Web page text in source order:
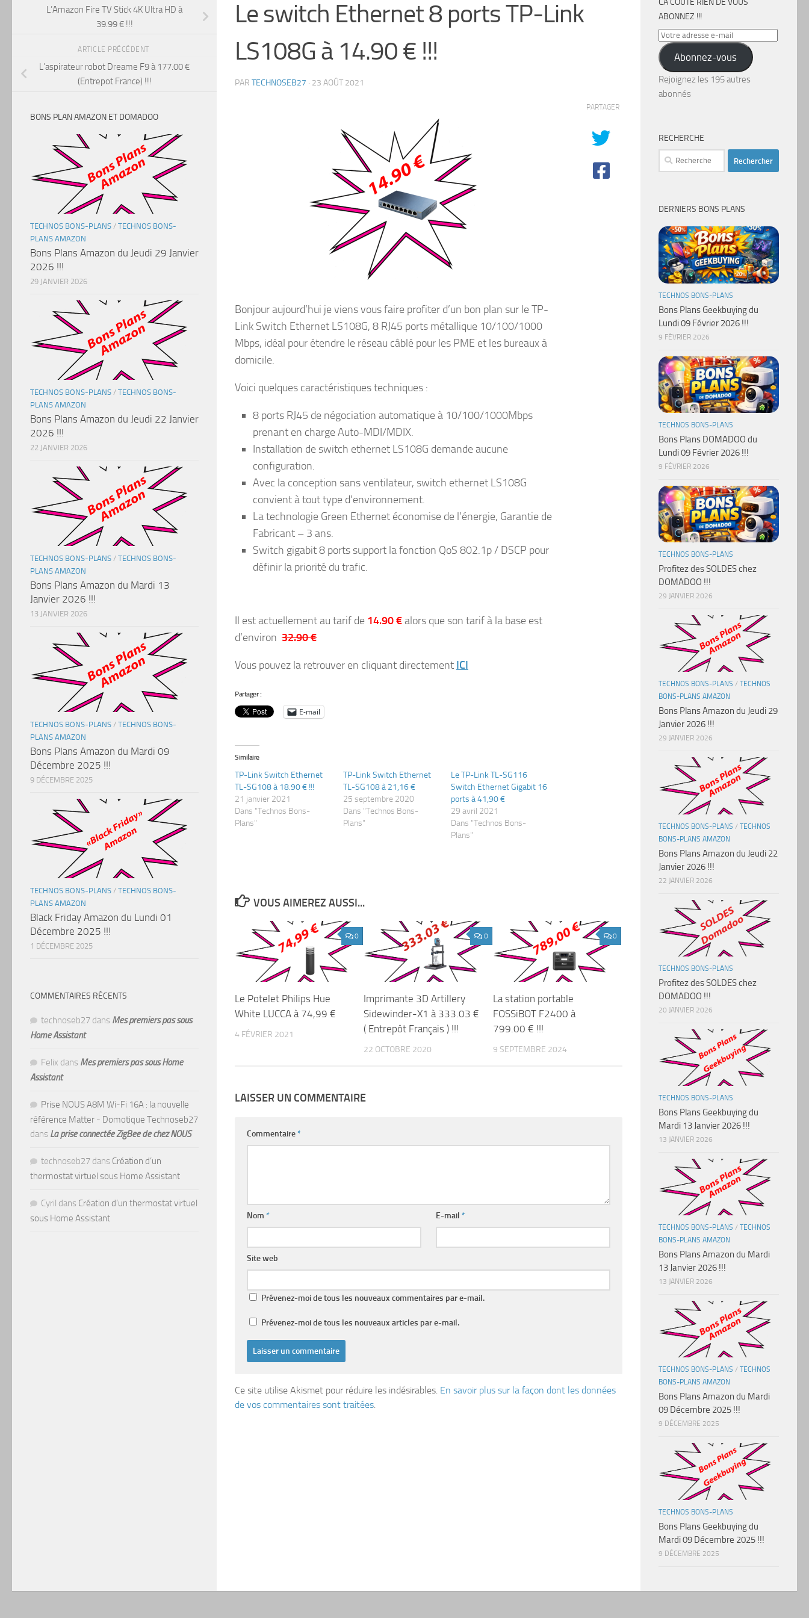
Le switch Ethernet 8 ports TP-Link
LS108G à 14.90 € !!!
PAR TECHNOSEB27 · 23 AOÛT 2021
Bonjour aujourd’hui je viens vous faire profiter d’un bon plan sur le TP-
Link Switch Ethernet LS108G, 8 RJ45 ports métallique 10/100/1000
Mbps, idéal pour étendre le réseau câblé pour les PME et les bureaux à
domicile.
Voici quelques caractéristiques techniques :
8 ports RJ45 de négociation automatique à 10/100/1000Mbps
prenant en charge Auto-MDI/MDIX.
Installation de switch ethernet LS108G demande aucune
configuration.
Avec la conception sans ventilateur, switch ethernet LS108G
convient à tout type d’environnement.
La technologie Green Ethernet économise de l’énergie, Garantie de
Fabricant – 3 ans.
Switch gigabit 8 ports support la fonction QoS 802.1p / DSCP pour
définir la priorité du trafic.
Il est actuellement au tarif de 14.90 €alors que son tarif à la base est
d’environ 32.90 €
Vous pouvez la retrouver en cliquant directement ICI
Partager :
E-mail
Similaire
TP-Link Switch Ethernet
TL-SG108 à 18.90 € !!!
21 janvier 2021
Dans "Technos Bons-
Plans"
TP-Link Switch Ethernet
TL-SG108 à 21,16 €
25 septembre 2020
Dans "Technos Bons-
Plans"
Le TP-Link TL-SG116
Switch Ethernet Gigabit 16
ports à 41,90 €
29 avril 2021
Dans "Technos Bons-
Plans"
PARTAGER
VOUS AIMEREZ AUSSI...
0
Le Potelet Philips Hue
White LUCCA à 74,99 €
4 FÉVRIER 2021
0
Imprimante 3D Artillery
Sidewinder-X1 à 333.03 €
( Entrepôt Français ) !!!
22 OCTOBRE 2020
0
La station portable
FOSSiBOT F2400 à
799.00 € !!!
9 SEPTEMBRE 2024
LAISSER UN COMMENTAIRE
Commentaire*
Nom * E-mail*
Site web
Prévenez-moi de tous les nouveaux commentaires par e-mail.
Prévenez-moi de tous les nouveaux articles par e-mail.
Ce site utilise Akismet pour réduire les indésirables. En savoir plus sur la façon dont les données
de vos commentaires sont traitées
L’Amazon Fire TV Stick 4K Ultra HD à
39.99 € !!!
ARTICLE PRÉCÉDENT
L’aspirateur robot Dreame F9 à 177.00 €
(Entrepot France) !!!
BONS PLAN AMAZON ET DOMADOO
TECHNOS BONS-PLANS / TECHNOS BONS-
PLANS AMAZON
Bons Plans Amazon du Jeudi 29 Janvier
2026 !!!
29 JANVIER 2026
TECHNOS BONS-PLANS / TECHNOS BONS-
PLANS AMAZON
Bons Plans Amazon du Jeudi 22 Janvier
2026 !!!
22 JANVIER 2026
TECHNOS BONS-PLANS / TECHNOS BONS-
PLANS AMAZON
Bons Plans Amazon du Mardi 13
Janvier 2026 !!!
13 JANVIER 2026
TECHNOS BONS-PLANS / TECHNOS BONS-
PLANS AMAZON
Bons Plans Amazon du Mardi 09
Décembre 2025 !!!
9 DÉCEMBRE 2025
TECHNOS BONS-PLANS / TECHNOS BONS-
PLANS AMAZON
Black Friday Amazon du Lundi 01
Décembre 2025 !!!
1 DÉCEMBRE 2025
COMMENTAIRES RÉCENTS
technoseb27 dans Mes premiers pas sous
Home Assistant
Felix dans Mes premiers pas sous Home
Assistant
Prise NOUS A8M Wi-Fi 16A : la nouvelle
référence Matter - Domotique Technoseb27
dans La prise connectée ZigBee de chez NOUS
technoseb27 dans Création d’un
thermostat virtuel sous Home Assistant
Cyril dans Création d’un thermostat virtuel
sous Home Assistant
CA COÛTE RIEN DE VOUS
ABONNEZ !!!
Votre
adresse
e-
mail
Abonnez-vous
Rejoignez les 195 autres
abonnés
RECHERCHE
Rechercher :
DERNIERS BONS PLANS
TECHNOS BONS-PLANS
Bons Plans Geekbuying du
Lundi 09 Février 2026 !!!
9 FÉVRIER 2026
TECHNOS BONS-PLANS
Bons Plans DOMADOO du
Lundi 09 Février 2026 !!!
9 FÉVRIER 2026
TECHNOS BONS-PLANS
Profitez des SOLDES chez
DOMADOO !!!
29 JANVIER 2026
TECHNOS BONS-PLANS / TECHNOS
BONS-PLANS AMAZON
Bons Plans Amazon du Jeudi 29
Janvier 2026 !!!
29 JANVIER 2026
TECHNOS BONS-PLANS / TECHNOS
BONS-PLANS AMAZON
Bons Plans Amazon du Jeudi 22
Janvier 2026 !!!
22 JANVIER 2026
TECHNOS BONS-PLANS
Profitez des SOLDES chez
DOMADOO !!!
20 JANVIER 2026
TECHNOS BONS-PLANS
Bons Plans Geekbuying du
Mardi 13 Janvier 2026 !!!
13 JANVIER 2026
TECHNOS BONS-PLANS / TECHNOS
BONS-PLANS AMAZON
Bons Plans Amazon du Mardi
13 Janvier 2026 !!!
13 JANVIER 2026
TECHNOS BONS-PLANS / TECHNOS
BONS-PLANS AMAZON
Bons Plans Amazon du Mardi
09 Décembre 2025 !!!
9 DÉCEMBRE 2025
TECHNOS BONS-PLANS
Bons Plans Geekbuying du
Mardi 09 Décembre 2025 !!!
9 DÉCEMBRE 2025